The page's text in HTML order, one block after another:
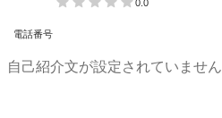
0.0
電話番号
自己紹介文が設定されていません